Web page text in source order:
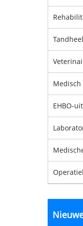
EHBO-